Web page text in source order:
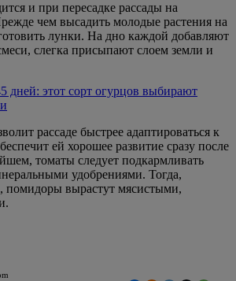
и при пересадке рассады на
чем высадить молодые растения на
лунки. На дно каждой добавляют
слегка присыпают слоем земли и
дней: этот сорт огурцов выбирают
рассаде быстрее адаптироваться к
ей хорошее развитие сразу после
томаты следует подкармливать
удобрениями. Тогда,
помидоры вырастут мясистыми,